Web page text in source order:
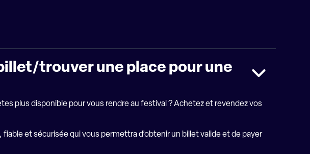
trouver une place pour une
plus disponible pour vous rendre au festival ? Achetez et revendez vos
et sécurisée qui vous permettra d’obtenir un billet valide et de payer